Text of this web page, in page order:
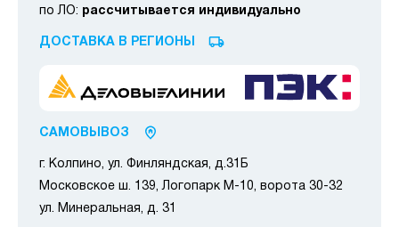
по ЛО: рассчитывается индивидуально
ДОСТАВКА В РЕГИОНЫ
САМОВЫВОЗ
г. Колпино, ул. Финляндская, д.31Б
Московское ш. 139, Логопарк М-10, ворота 30-32
ул. Минеральная, д. 31